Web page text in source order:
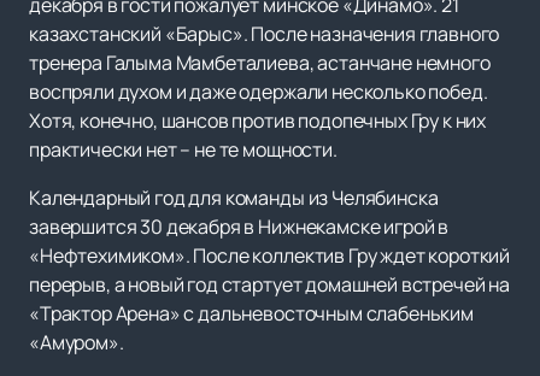
декабря в гости пожалует минское «Динамо». 21
казахстанский «Барыс». После назначения главного
тренера Галыма Мамбеталиева, астанчане немного
воспряли духом и даже одержали несколько побед.
Хотя, конечно, шансов против подопечных Гру к них
практически нет – не те мощности.
Календарный год для команды из Челябинска
завершится 30 декабря в Нижнекамске игрой в
«Нефтехимиком». После коллектив Гру ждет короткий
перерыв, а новый год стартует домашней встречей на
«Трактор Арена» с дальневосточным слабеньким
«Амуром».